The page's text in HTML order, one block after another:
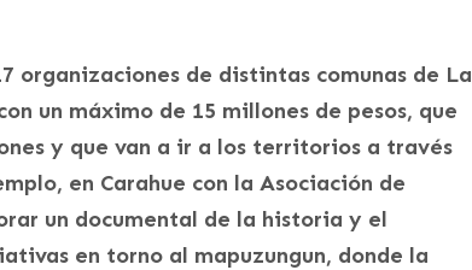
organizaciones de distintas comunas de La
un máximo de 15 millones de pesos, que
y que van a ir a los territorios a través
en Carahue con la Asociación de
un documental de la historia y el
en torno al mapuzungun, donde la